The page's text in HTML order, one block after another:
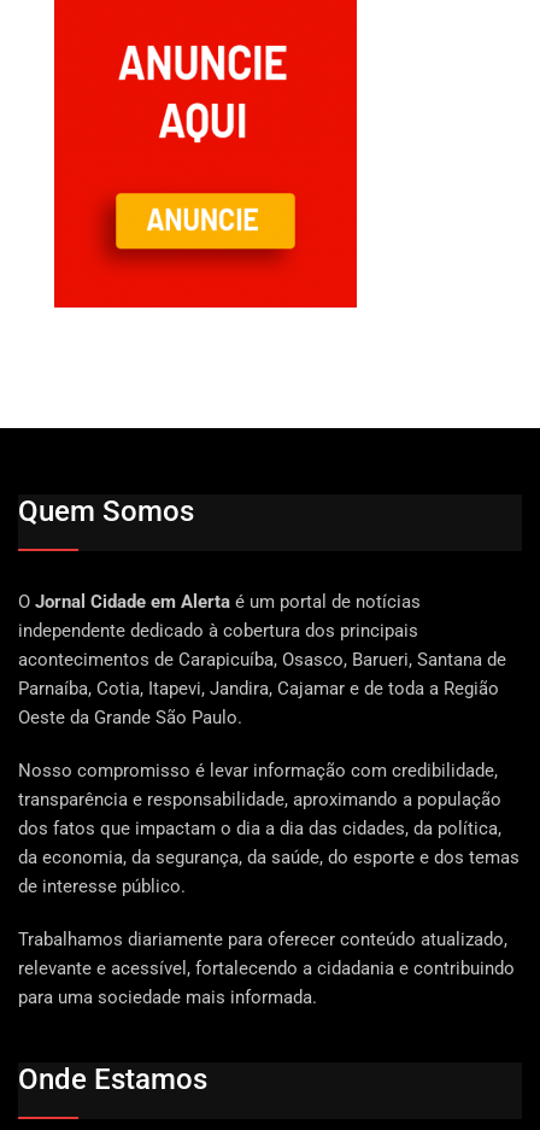
Quem Somos
O Jornal Cidade em Alerta é um portal de notícias
independente dedicado à cobertura dos principais
acontecimentos de Carapicuíba, Osasco, Barueri, Santana de
Parnaíba, Cotia, Itapevi, Jandira, Cajamar e de toda a Região
Oeste da Grande São Paulo.
Nosso compromisso é levar informação com credibilidade,
transparência e responsabilidade, aproximando a população
dos fatos que impactam o dia a dia das cidades, da política,
da economia, da segurança, da saúde, do esporte e dos temas
de interesse público.
Trabalhamos diariamente para oferecer conteúdo atualizado,
relevante e acessível, fortalecendo a cidadania e contribuindo
para uma sociedade mais informada.
Onde Estamos